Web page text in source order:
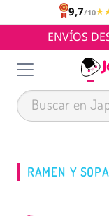
9,7/10
ENVÍOS
RAMEN Y